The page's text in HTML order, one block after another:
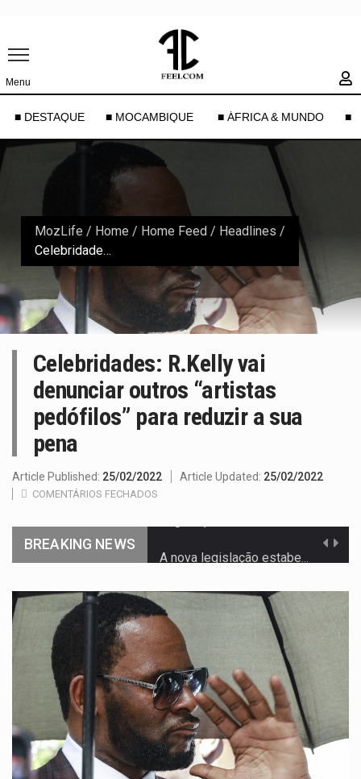
Menu
■ DESTAQUE ■ MOCAMBIQUE ■ ÁFRICA & MUNDO ■
MozLife / Home / Home Feed / Headlines /
Celebridades: R.Kelly vai denunciar outros “artistas pedófilos” para reduzir a sua pena
Celebridades: R.Kelly vai
denunciar outros “artistas
pedófilos” para reduzir a sua
pena
Article Published: 25/02/2022 Article Updated: 25/02/2022
COMENTÁRIOS FECHADOS
BREAKING NEWS
Segundo as autoridades canadianas, mais de 200 incêndios florestais continuam…
De acordo com as autoridades de saúde da Faixa de…